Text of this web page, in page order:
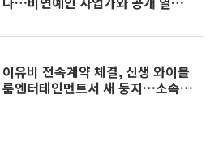
이유비 전속계약 체결, 신생 와이블
룸엔터테인먼트서 새 둥지…소속사